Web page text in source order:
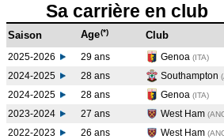
Sa carrière en club
Saison Age(*) Club
2025-2026 29 ans Genoa (ITA)
2024-2025
28 ans Southampton
2024-2025
28 ans Genoa (ITA)
2023-2024
27 ans West Ham
2022-2023
26 ans West Ham